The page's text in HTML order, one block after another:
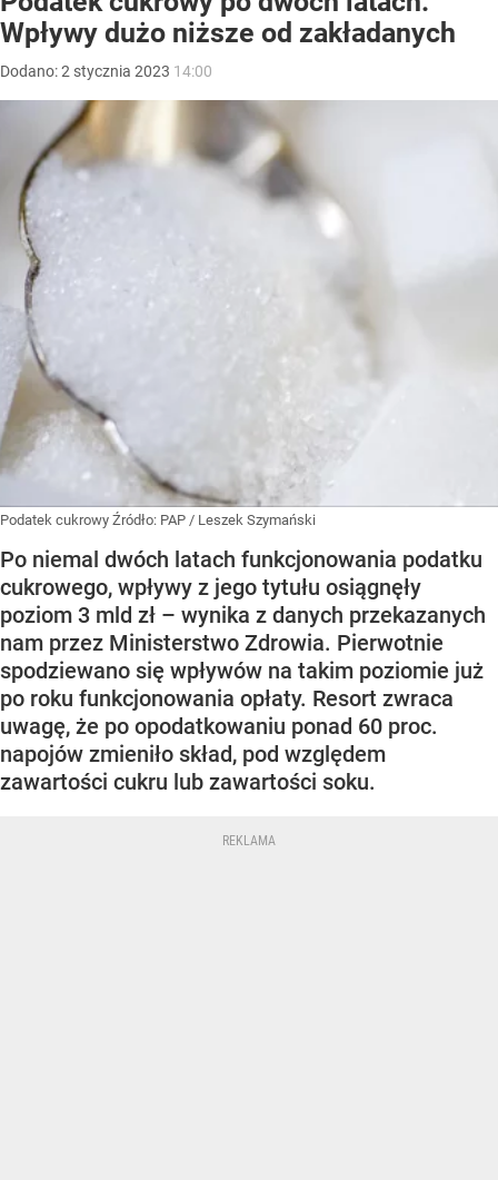
Wpływy dużo niższe od zakładanych
Dodano:2 stycznia 2023 14:00
Podatek cukrowy Źródło: PAP / Leszek Szymański
Po niemal dwóch latach funkcjonowania podatku
cukrowego, wpływy z jego tytułu osiągnęły
poziom 3 mld zł – wynika z danych przekazanych
nam przez Ministerstwo Zdrowia. Pierwotnie
spodziewano się wpływów na takim poziomie już
po roku funkcjonowania opłaty. Resort zwraca
uwagę, że po opodatkowaniu ponad 60 proc.
napojów zmieniło skład, pod względem
zawartości cukru lub zawartości soku.